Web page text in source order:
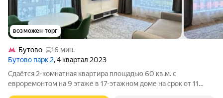
возможен торг
Бутово
16 мин.
Бутово парк 2, 4 квартал 2023
Сдаётся 2-комнатная квартира площадью 60 кв.м. с
евроремонтом на 9 этаже в 17-этажном доме на срок от 11